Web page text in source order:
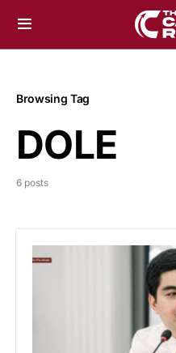
Browsing Tag
DOLE
6 posts